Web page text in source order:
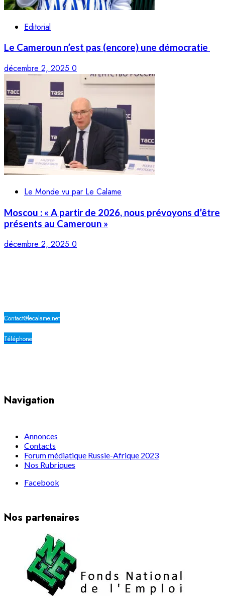
Editorial
Le Cameroun n’est pas (encore) une démocratie
décembre 2, 2025 0
Le Monde vu par Le Calame
Moscou : « A partir de 2026, nous prévoyons d’être
présents au Cameroun »
décembre 2, 2025 0
Contact@lecalame.net
Téléphone
Navigation
Annonces
Contacts
Forum médiatique Russie-Afrique 2023
Nos Rubriques
Facebook
Nos partenaires